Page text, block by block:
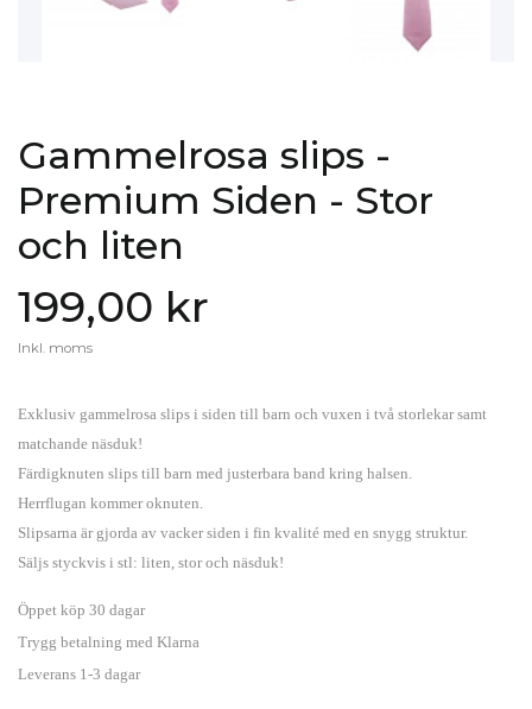
Gammelrosa slips -
Premium Siden - Stor
och liten
199,00 kr
Inkl. moms
Exklusiv gammelrosa slips i siden till barn och vuxen i två storlekar samt
matchande näsduk!
Färdigknuten slips till barn med justerbara band kring halsen.
Herrflugan kommer oknuten.
Slipsarna är gjorda av vacker siden i fin kvalité med en snygg struktur.
Säljs styckvis i stl: liten, stor och näsduk!
Öppet köp 30 dagar
Trygg betalning med Klarna
Leverans 1-3 dagar